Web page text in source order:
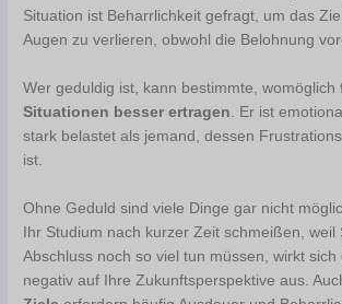
Situation ist Beharrlichkeit gefragt, um das
Augen zu verlieren, obwohl die Belohnung
Wer geduldig ist, kann bestimmte, womöglich
Situationen besser ertragen. Er ist
stark belastet als jemand, dessen
ist.
Ohne Geduld sind viele Dinge gar nicht
Ihr Studium nach kurzer Zeit schmeißen, weil
Abschluss noch so viel tun müssen, wirkt sich
negativ auf Ihre Zukunftsperspektive aus.